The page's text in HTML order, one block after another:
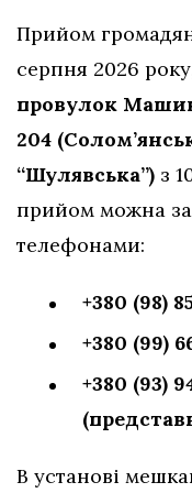
Прийом
серпня 2026
провулок
204
“Шулявська”) з
прийом можна
телефонами:
+380 (98)
+380 (99)
+380 (93)
В установі